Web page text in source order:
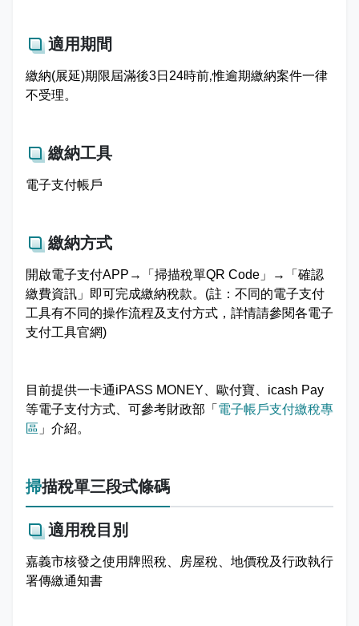
娛樂稅
稅務行事曆
書表下載
繳納證明
稅籍異動即時通
政府資訊公開專區
有獎徵答
最新債務訊息
發票專區
嘉義市政府資料開放平台
不動產移轉專區
行政救濟專區
檔案應用園地
常見問答
廉政園地
人事園地
性騷擾及職場霸凌分類
志工園地
相關連結
稅務軟體下載
稅捐稽徵法專區
首長簡介
經營理念
組織職掌
交通資訊
辦公室平面圖
績優人員
English
適用期間
繳納(展延)期限屆滿後3日24時前‚惟逾期繳納案件一律
不受理。
繳納工具
電子支付帳戶
繳納方式
開啟電子支付APP→「掃描稅單QR Code」→「確認
繳費資訊」即可完成繳納稅款。(註：不同的電子支付
工具有不同的操作流程及支付方式，詳情請參閱各電子
支付工具官網)
目前提供一卡通iPASS MONEY、歐付寶、icash Pay
等電子支付方式、可參考財政部「 電子帳戶支付繳稅專
區 」介紹。
掃描稅單三段式條碼
適用稅目別
嘉義市核發之使用牌照稅、房屋稅、地價稅及行政執行
署傳繳通知書